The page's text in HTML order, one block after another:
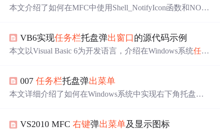
工具。
本文介绍了如何在MFC中使用Shell_NotifyIcon函数和NOTI
例代码详细讲解了从初始化托盘图标到响应用户单击事件
的整个过程。
VB6实现任务栏托盘弹出窗口 的源代码示例
本文以Visual Basic 6为开发语言，介绍在Windows系统任务
阐述了VB6项目文件结构与组织，为开发者提供实用实践
案例。
007任务栏托盘弹出菜单
本文详细介绍了如何在Windows系统中实现右下角托盘图
WM_CREATE消息中，以及在WM_DESTROY中添加删除
VS2010 MFC右键弹出菜单及显示图标